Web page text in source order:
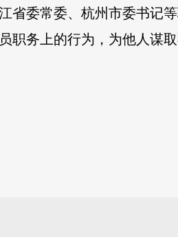
省委常委、杭州市委书记
职务上的行为，为他人谋